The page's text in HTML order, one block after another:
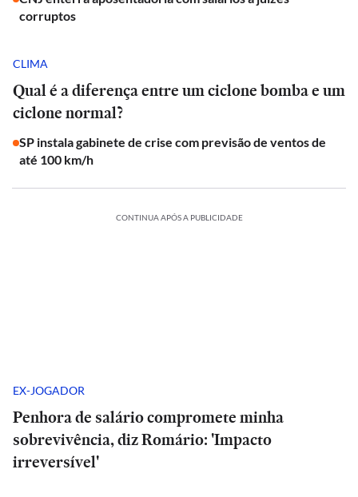
corruptos
CLIMA
Qual é a diferença entre um ciclone bomba e um
ciclone normal?
SP instala gabinete de crise com previsão de ventos de
até 100 km/h
CONTINUA APÓS A PUBLICIDADE
EX-JOGADOR
Penhora de salário compromete minha
sobrevivência, diz Romário: 'Impacto
irreversível'